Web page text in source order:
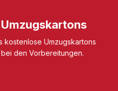
kostenlose Umzugskartons
den Vorbereitungen.